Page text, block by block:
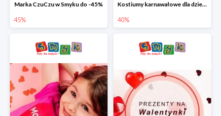
Marka CzuCzu w Smyku do -45%
45%
Kostiumy karnawałowe dla dzieci w Smyku do -40%
40%